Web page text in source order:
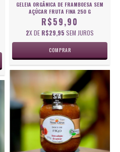
GELEIA ORGÂNICA DE FRAMBOESA SEM
AÇÚCAR FRUTA FINA 250 G
R$59,90
2X DE R$29,95 SEM JUROS